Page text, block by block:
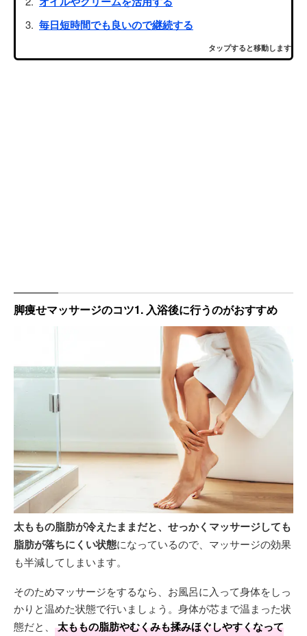
毎日短時間でも良いので継続する
タップすると移動します
脚痩せマッサージのコツ1. 入浴後に行うのがおすすめ
太ももの脂肪が冷えたままだと、せっかくマッサージしても
脂肪が落ちにくい状態になっているので、マッサージの効果
も半減してしまいます。
そのためマッサージをするなら、お風呂に入って身体をしっ
かりと温めた状態で行いましょう。身体が芯まで温まった状
態だと、
太ももの脂肪やむくみも揉みほぐしやすくなって